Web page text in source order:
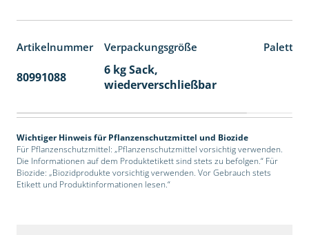
Artikelnummer Verpackungsgröße
80991088
6 kg Sack,
wiederverschließbar
Wichtiger Hinweis für Pflanzenschutzmittel und Biozide
Für Pflanzenschutzmittel: „Pflanzenschutzmittel vorsichtig verwenden.
Die Informationen auf dem Produktetikett sind stets zu befolgen.“ Für
Biozide: „Biozidprodukte vorsichtig verwenden. Vor Gebrauch stets
Etikett und Produktinformationen lesen.“